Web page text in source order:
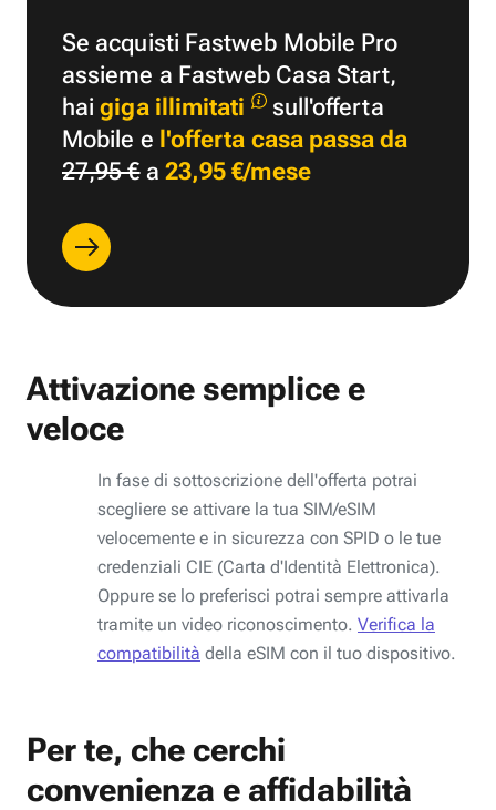
Se acquisti Fastweb Mobile Pro
assieme a Fastweb Casa Start,
haigiga illimitati
sull'offerta
Mobile e l'offerta casa passa da
27,95 €a 23,95 €/mese
Attivazione semplice e
veloce
In fase di sottoscrizione dell'offerta potrai
scegliere se attivare la tua SIM/eSIM
velocemente e in sicurezza con SPID o le tue
credenziali CIE (Carta d'Identità Elettronica).
Oppure se lo preferisci potrai sempre attivarla
tramite un video riconoscimento. Verifica la
compatibilità della eSIM con il tuo dispositivo.
Per te, che cerchi
convenienza e affidabilità